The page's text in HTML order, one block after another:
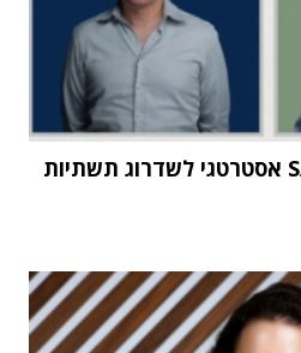
וואן הובילה פרויקט SAP אסטרטגי לשדרוג תשתיות